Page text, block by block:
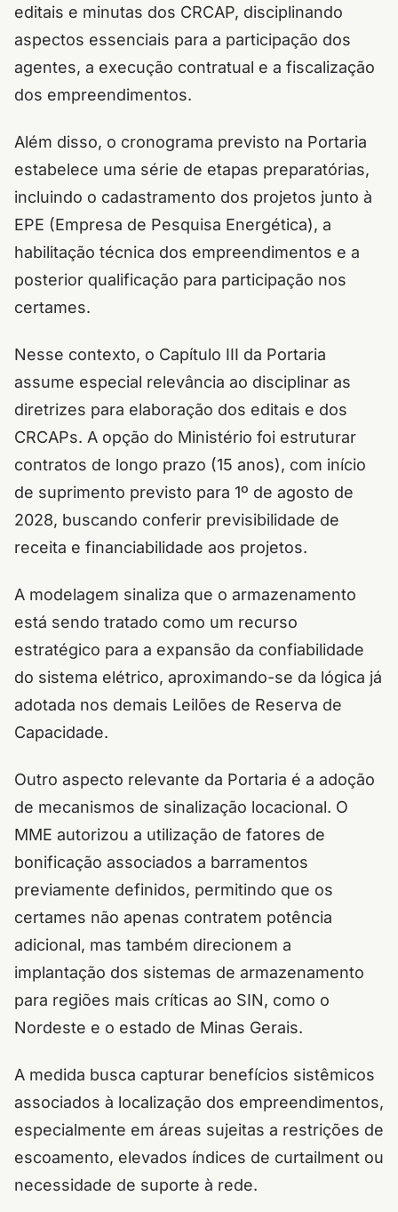
editais e minutas dos CRCAP, disciplinando
aspectos essenciais para a participação dos
agentes, a execução contratual e a fiscalização
dos empreendimentos.
Além disso, o cronograma previsto na Portaria
estabelece uma série de etapas preparatórias,
incluindo o cadastramento dos projetos junto à
EPE (Empresa de Pesquisa Energética), a
habilitação técnica dos empreendimentos e a
posterior qualificação para participação nos
certames.
Nesse contexto, o Capítulo III da Portaria
assume especial relevância ao disciplinar as
diretrizes para elaboração dos editais e dos
CRCAPs. A opção do Ministério foi estruturar
contratos de longo prazo (15 anos), com início
de suprimento previsto para 1º de agosto de
2028, buscando conferir previsibilidade de
receita e financiabilidade aos projetos.
A modelagem sinaliza que o armazenamento
está sendo tratado como um recurso
estratégico para a expansão da confiabilidade
do sistema elétrico, aproximando-se da lógica já
adotada nos demais Leilões de Reserva de
Capacidade.
Outro aspecto relevante da Portaria é a adoção
de mecanismos de sinalização locacional. O
MME autorizou a utilização de fatores de
bonificação associados a barramentos
previamente definidos, permitindo que os
certames não apenas contratem potência
adicional, mas também direcionem a
implantação dos sistemas de armazenamento
para regiões mais críticas ao SIN, como o
Nordeste e o estado de Minas Gerais.
A medida busca capturar benefícios sistêmicos
associados à localização dos empreendimentos,
especialmente em áreas sujeitas a restrições de
escoamento, elevados índices de curtailment ou
necessidade de suporte à rede.